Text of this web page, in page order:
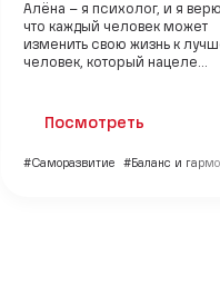
Алёна – я психолог, и я верю
что каждый человек может
изменить свою жизнь к
человек, который нацеле...
Посмотреть
#Саморазвитие #Баланс и